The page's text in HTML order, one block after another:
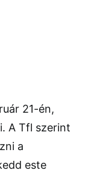
21-én,
A Tfl szerint
a
este